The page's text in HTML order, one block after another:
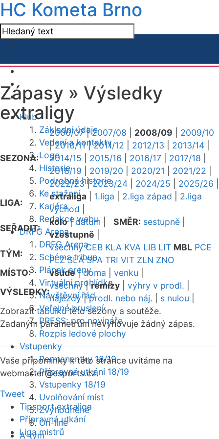
HC Kometa Brno
Klub
Základní údaje
Vedení a kontakty
Logo
Historie
Podrobná historie
Ke stažení
Kariéra
Redakce webu
DRFG Arena
DRFG Arena
Schéma tribun
Plánek areny
Virtuální prohlídka
Návštěvní řád
Veřejné bruslení
PRESS: pro novináře
Rozpis ledové plochy
Vstupenky
Permanentky 18/19
Přípravná utkání 18/19
Vstupenky 18/19
Uvolňování míst
Zvýhodněné
On-line
A-tým
Zápasy » Výsledky
extraligy
SEZONA:
2006/07|2007/08 2008/09
2009/10
|2010/11|2011/12 2012/13 2013/14
2014/15
2015/16 2016/17 2017/18
2018/19
2019/20 2020/21 2021/22
2022/23|2023/24 2024/25 2025/26
LIGA:
extraliga 1.liga 2.liga západ
2.liga
východ
SEŘADIT:
kolo|datum SMĚR: sestupně
vzestupně
TÝM:
všechny CEB KLA KVA LIB LIT MBL PCE
PLZ SLA SPA TRI VIT ZLN ZNO
MÍSTO:
všude|doma venku
VÝSLEDKY:
všechny|remízy výhry v prodl.
nájezdy|prodl. nebo náj. s nulou
Zobrazittabulkutéto sezóny a soutěže.
Zadaným parametrům nevyhovuje žádný zápas.
Vaše připomínky k této stránce uvítáme na
webmaster@esports.cz.
Tweet
Tipsport extraliga
Přípravná utkání
Liga mistrů